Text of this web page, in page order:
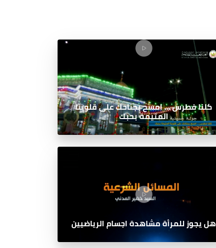
كلنا فطرس ... امسح بجناحك على قلوبنا
المتيمة بحبك
هل يجوز للمرأة مشاهدة اجسام الرياضيين